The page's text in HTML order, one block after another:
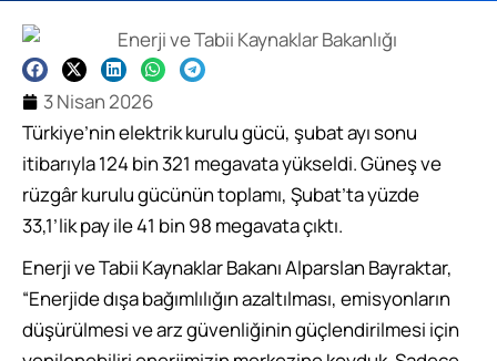
3 Nisan 2026
Türkiye’nin elektrik kurulu gücü, şubat ayı sonu
itibarıyla 124 bin 321 megavata yükseldi. Güneş ve
rüzgâr kurulu gücünün toplamı, Şubat’ta yüzde
33,1’lik pay ile 41 bin 98 megavata çıktı.
Enerji ve Tabii Kaynaklar Bakanı Alparslan Bayraktar,
“Enerjide dışa bağımlılığın azaltılması, emisyonların
düşürülmesi ve arz güvenliğinin güçlendirilmesi için